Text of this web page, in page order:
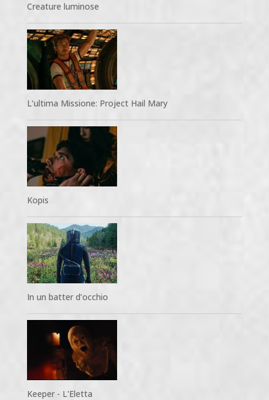
Creature luminose
L’ultima Missione: Project Hail Mary
Kopis
In un batter d’occhio
Keeper - L'Eletta